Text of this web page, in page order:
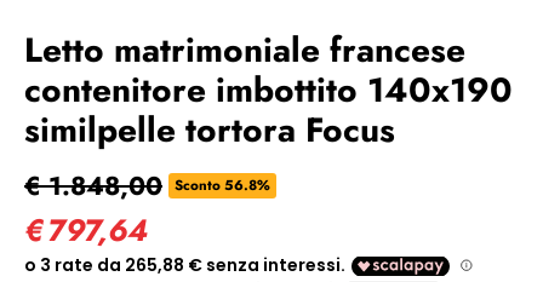
Letto matrimoniale francese
contenitore imbottito 140x190
similpelle tortora Focus
€ 1.848,00 Sconto 56.8%
€797,64